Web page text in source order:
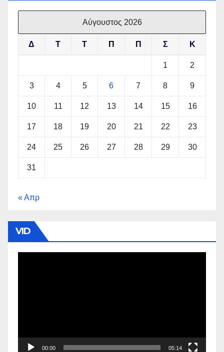
Αύγουστος 2026
Δ Τ Τ Π Π Σ Κ
1 2
3 4 5 6 7 8 9
10 11 12 13 14 15 16
17 18 19 20 21 22 23
24 25 26 27 28 29 30
31
« Απρ
VID
00:00 05:14